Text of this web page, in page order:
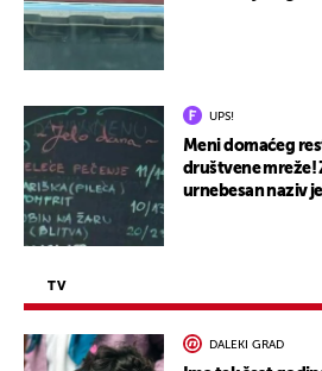
UPS!
Meni domaćeg
društvene mreže!
urnebesan naziv
TV
DALEKI GRAD